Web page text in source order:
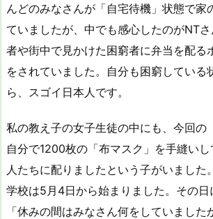
んどのみなさんが「自宅待機」状態で家
ていましたが、中でも感心したのがNT
者や街中で見かけた困窮者に弁当を配る
をされていました。自分も困窮している
ら、スゴイ日本人です。
私の教え子の女子生徒の中にも、今回の
自分で1200枚の「布マスク」を手縫い
人たちに配りましたという子がいました
学校は5月4日から始まりました。その
「休みの間はみなさん何をしていました